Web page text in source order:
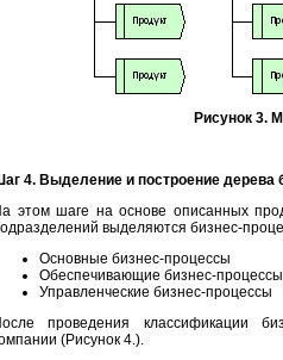
Рисунок 3.
4. Выделение и построение дерева
этом шаге на основе описанных
выделяются бизнес-
Основные бизнес-процессы
Обеспечивающие бизнес-процессы
Управленческие бизнес-процессы
проведения классификации
(Рисунок 4.).